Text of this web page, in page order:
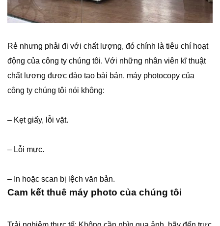
Rẻ nhưng phải đi với chất lượng, đó chính là tiêu chí hoạt
động của công ty chúng tôi. Với những nhân viên kĩ thuật
chất lượng được đào tạo bài bản, máy photocopy của
công ty chúng tôi nói không:
– Kẹt giấy, lỗi vặt.
– Lỗi mực.
– In hoặc scan bị lệch văn bản.
Cam kết thuê máy photo của chúng tôi